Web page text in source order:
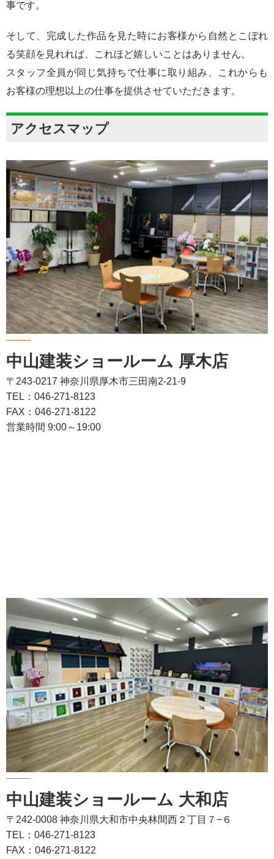
事です。
そして、完成した作品を見た時にお客様から自然とこぼれ
る笑顔を見れれば、これほど嬉しいことはありません。
スタッフ全員が同じ気持ちで仕事に取り組み、これからも
お客様の理想以上の仕事を提供させていただきます。
アクセスマップ
中山建装ショールーム 厚木店
〒243-0217 神奈川県厚木市三田南2-21-9
TEL：046-271-8123
FAX：046-271-8122
営業時間 9:00～19:00
中山建装ショールーム 大和店
〒242-0008 神奈川県大和市中央林間西２丁目７−６
TEL：046-271-8123
FAX：046-271-8122